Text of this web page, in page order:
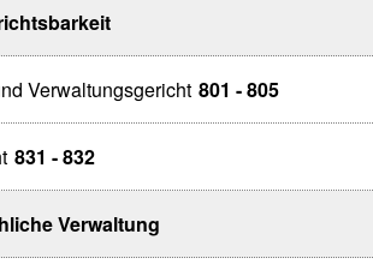
Verwaltungsgericht 801 - 805
831 - 832
Verwaltung